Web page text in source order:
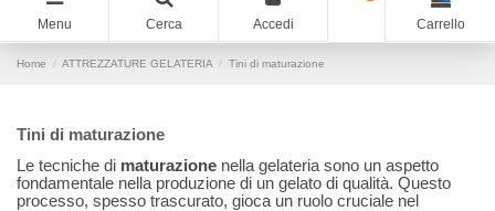
Menu Cerca Accedi Carrello
Home ATTREZZATURE GELATERIA Tini di maturazione
Tini di maturazione
Le tecniche di maturazione nella gelateria sono un aspetto
fondamentale nella produzione di un gelato di qualità. Questo
processo, spesso trascurato, gioca un ruolo cruciale nel